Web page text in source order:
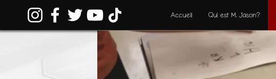
Accueil Qui est M. Jason?